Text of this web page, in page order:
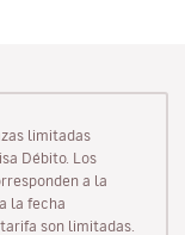
limitadas
Débito. Los
a la
la fecha
son limitadas.